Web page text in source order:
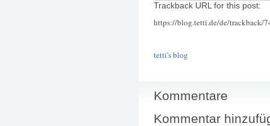
Trackback URL for this post:
https://blog.tetti.de/de/trackback/
tetti's blog
Kommentare
Kommentar